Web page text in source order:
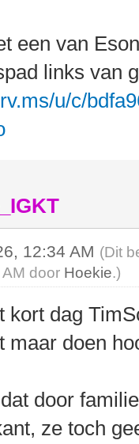
een van
links van
u/c/
12:34 AM (Dit
door Hoekie.)
kort dag
maar doen
door
ze toch